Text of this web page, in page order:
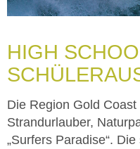
HIGH
Die Region Gold
Strandurlauber,
„Surfers Paradise“.